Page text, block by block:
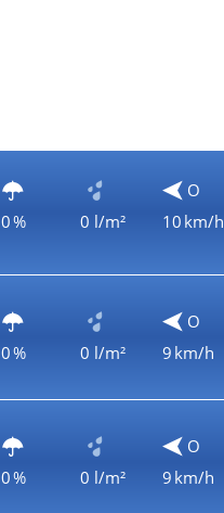
0 % 0 l/m²
O
10 km/h
0 % 0 l/m²
O
9 km/h
0 % 0 l/m²
O
9 km/h